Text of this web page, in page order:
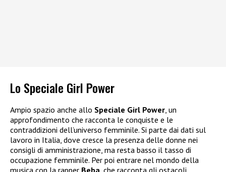
Lo Speciale Girl Power
Ampio spazio anche allo Speciale Girl Power , un
approfondimento che racconta le conquiste e le
contraddizioni dell’universo femminile. Si parte dai dati sul
lavoro in Italia, dove cresce la presenza delle donne nei
consigli di amministrazione, ma resta basso il tasso di
occupazione femminile. Per poi entrare nel mondo della
musica con la rapper Beba , che racconta gli ostacoli